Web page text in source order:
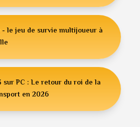
- le jeu de survie multijoueur à
sur PC : Le retour du roi de la
en 2026